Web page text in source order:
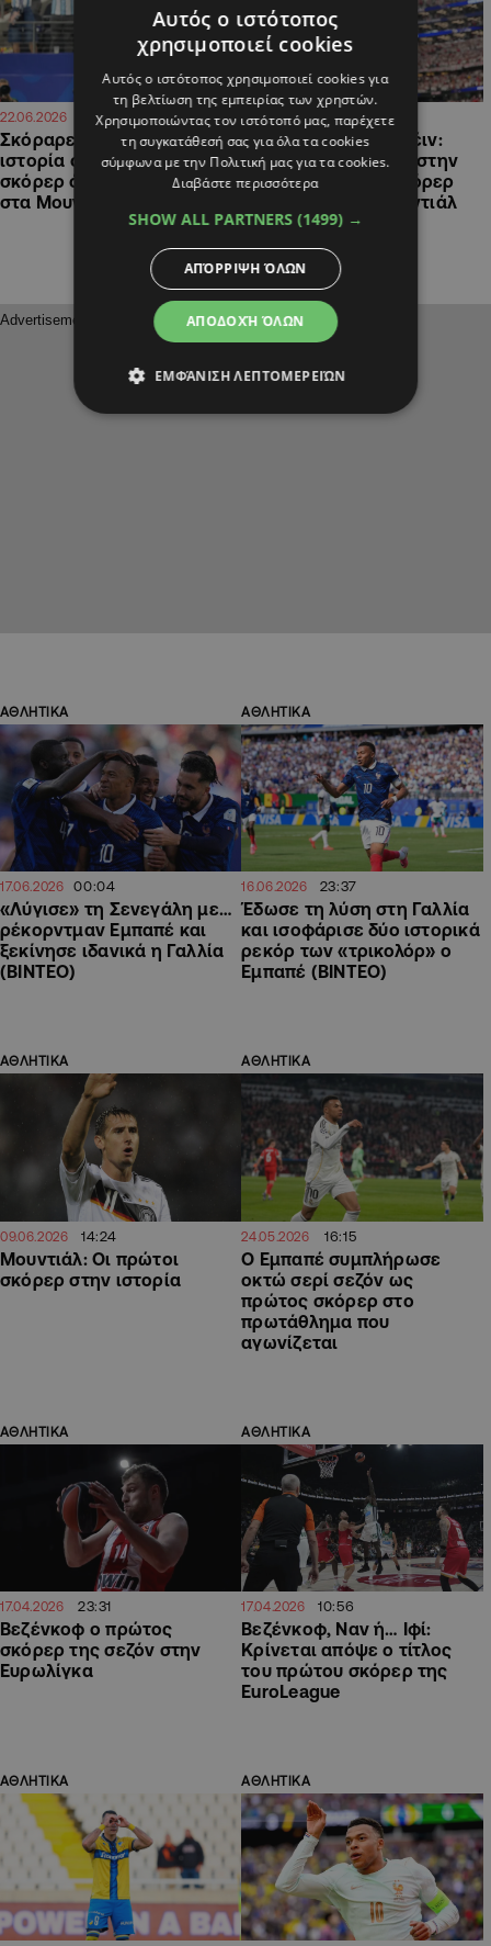
22.06.2026 20:48
Σκόραρε και έγραψε
ιστορία ο Μέσι: Πρώτος
σκόρερ όλων των εποχών
στα Μουντιάλ (ΒΙΝΤΕΟ)
18.06.2026 00:04
Έγραψε ιστορία ο Κέιν:
Έπιασε τον Λίνεκερ στην
πρώτη θέση των σκόρερ
της Αγγλίας σε Μουντιάλ
(ΒΙΝΤΕΟ)
ΑΘΛΗΤΙΚΑ
17.06.2026 00:04
«Λύγισε» τη Σενεγάλη με…
ρέκορντμαν Εμπαπέ και
ξεκίνησε ιδανικά η Γαλλία
(ΒΙΝΤΕΟ)
ΑΘΛΗΤΙΚΑ
16.06.2026 23:37
Έδωσε τη λύση στη Γαλλία
και ισοφάρισε δύο ιστορικά
ρεκόρ των «τρικολόρ» ο
Εμπαπέ (ΒΙΝΤΕΟ)
ΑΘΛΗΤΙΚΑ
09.06.2026 14:24
Μουντιάλ: Οι πρώτοι
σκόρερ στην ιστορία
ΑΘΛΗΤΙΚΑ
24.05.2026 16:15
Ο Εμπαπέ συμπλήρωσε
οκτώ σερί σεζόν ως
πρώτος σκόρερ στο
πρωτάθλημα που
αγωνίζεται
ΑΘΛΗΤΙΚΑ
17.04.2026 23:31
Βεζένκοφ ο πρώτος
σκόρερ της σεζόν στην
Ευρωλίγκα
ΑΘΛΗΤΙΚΑ
17.04.2026 10:56
Βεζένκοφ, Ναν ή… Ιφί:
Κρίνεται απόψε ο τίτλος
του πρώτου σκόρερ της
EuroLeague
ΑΘΛΗΤΙΚΑ ΑΘΛΗΤΙΚΑ
Αυτός ο ιστότοπος
χρησιμοποιεί cookies
Αυτός ο ιστότοπος χρησιμοποιεί cookies για
τη βελτίωση της εμπειρίας των χρηστών.
Χρησιμοποιώντας τον ιστότοπό μας, παρέχετε
τη συγκατάθεσή σας για όλα τα cookies
σύμφωνα με την Πολιτική μας για τα cookies.
Διαβάστε περισσότερα
SHOW ALL PARTNERS (1499) →
ΑΠΟΔΟΧΉ ΌΛΩΝ
ΑΠΌΡΡΙΨΗ ΌΛΩΝ
ΕΜΦΆΝΙΣΗ ΛΕΠΤΟΜΕΡΕΙΏΝ